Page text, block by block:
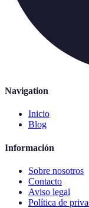
Navigation
Inicio
Blog
Información
Sobre nosotros
Contacto
Aviso legal
Política de